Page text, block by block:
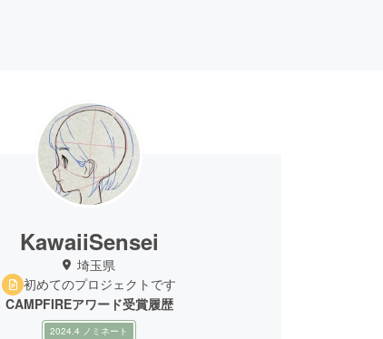
KawaiiSensei
埼玉県
初めてのプロジェクトです
CAMPFIREアワード受賞履歴
2024.4 ノミネート